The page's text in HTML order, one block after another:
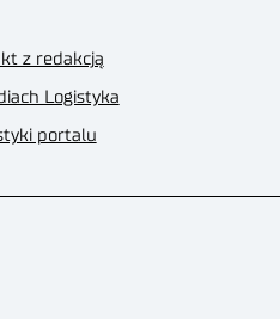
z redakcją
Logistyka
portalu